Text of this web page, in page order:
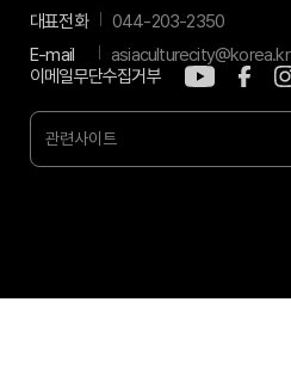
대표전화
044-203-2350
E-mail
asiaculturecity@korea.kr
이메일무단수집거부
관련사이트